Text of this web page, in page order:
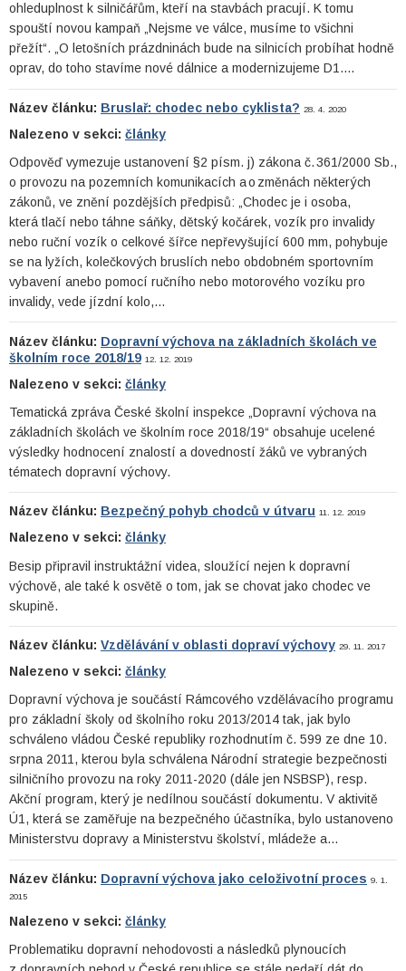
ohleduplnost k silničářům, kteří na stavbách pracují. K tomu
spouští novou kampaň „Nejsme ve válce, musíme to všichni
přežít“. „O letošních prázdninách bude na silnicích probíhat hodně
oprav, do toho stavíme nové dálnice a modernizujeme D1.…
Název článku: Bruslař: chodec nebo cyklista? 28. 4. 2020
Nalezeno v sekci: články
Odpověď vymezuje ustanovení §2 písm. j) zákona č. 361/2000 Sb.,
o provozu na pozemních komunikacích a o změnách některých
zákonů, ve znění pozdějších předpisů: „Chodec je i osoba,
která tlačí nebo táhne sáňky, dětský kočárek, vozík pro invalidy
nebo ruční vozík o celkové šířce nepřevyšující 600 mm, pohybuje
se na lyžích, kolečkových bruslích nebo obdobném sportovním
vybavení anebo pomocí ručního nebo motorového vozíku pro
invalidy, vede jízdní kolo,…
Název článku: Dopravní výchova na základních školách ve
školním roce 2018/19 12. 12. 2019
Nalezeno v sekci: články
Tematická zpráva České školní inspekce „Dopravní výchova na
základních školách ve školním roce 2018/19“ obsahuje ucelené
výsledky hodnocení znalostí a dovedností žáků ve vybraných
tématech dopravní výchovy.
Název článku: Bezpečný pohyb chodců v útvaru 11. 12. 2019
Nalezeno v sekci: články
Besip připravil instruktážní videa, sloužící nejen k dopravní
výchově, ale také k osvětě o tom, jak se chovat jako chodec ve
skupině.
Název článku: Vzdělávání v oblasti dopraví výchovy 29. 11. 2017
Nalezeno v sekci: články
Dopravní výchova je součástí Rámcového vzdělávacího programu
pro základní školy od školního roku 2013/2014 tak, jak bylo
schváleno vládou České republiky rozhodnutím č. 599 ze dne 10.
srpna 2011, kterou byla schválena Národní strategie bezpečnosti
silničního provozu na roky 2011-2020 (dále jen NSBSP), resp.
Akční program, který je nedílnou součástí dokumentu. V aktivitě
Ú1, která se zaměřuje na bezpečného účastníka, bylo ustanoveno
Ministerstvu dopravy a Ministerstvu školství, mládeže a…
Název článku: Dopravní výchova jako celoživotní proces 9. 1.
2015
Nalezeno v sekci: články
Problematiku dopravní nehodovosti a následků plynoucích